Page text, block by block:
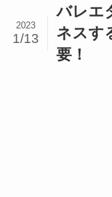
バレエ
ネスす
要！
2023
1/13